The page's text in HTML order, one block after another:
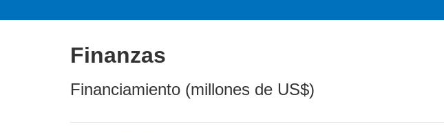
Finanzas
Financiamiento (millones de US$)